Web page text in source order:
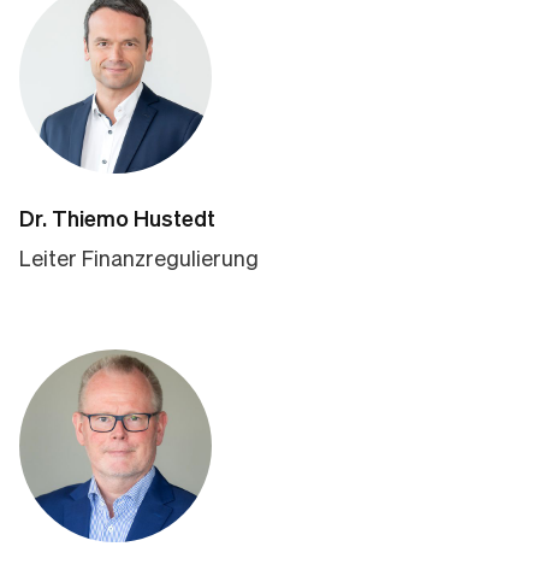
Dr. Thiemo Hustedt
Leiter Finanzregulierung